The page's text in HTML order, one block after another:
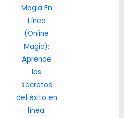
Magia En
Línea
(Online
Magic):
Aprende
los
secretos
del éxito en
línea.